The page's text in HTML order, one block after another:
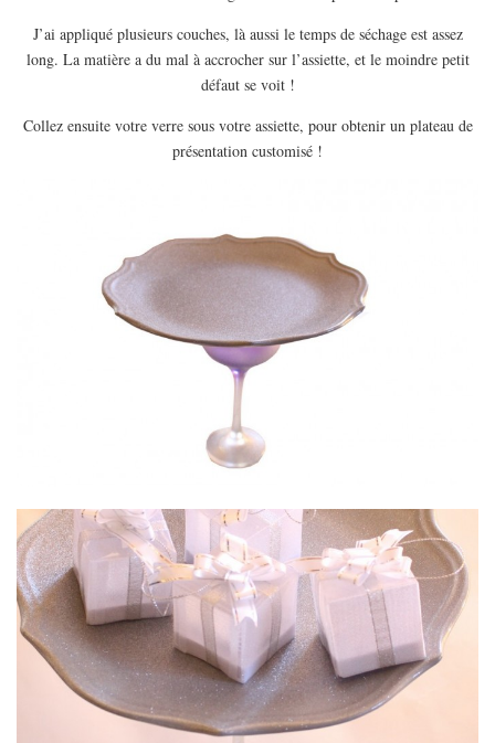
J’ai appliqué plusieurs couches, là aussi le temps de séchage est assez
long. La matière a du mal à accrocher sur l’assiette, et le moindre petit
défaut se voit !
Collez ensuite votre verre sous votre assiette, pour obtenir un plateau de
présentation customisé !